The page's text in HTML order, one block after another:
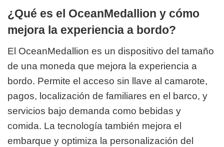
¿Qué es el OceanMedallion y cómo
mejora la experiencia a bordo?
El OceanMedallion es un dispositivo del tamaño
de una moneda que mejora la experiencia a
bordo. Permite el acceso sin llave al camarote,
pagos, localización de familiares en el barco, y
servicios bajo demanda como bebidas y
comida. La tecnología también mejora el
embarque y optimiza la personalización del